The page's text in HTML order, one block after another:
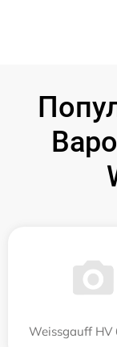
Weissgauff HV